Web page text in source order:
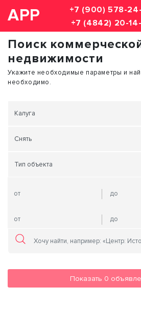
АРР
+7 (900) 578-
+7 (4842) 20-
Поиск
недвижимости
Укажите необходимые параметры и
необходимо.
Калуга
Снять
Тип объекта
Показать 0